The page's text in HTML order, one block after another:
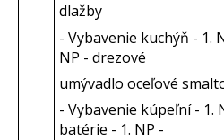
dlažby
- Vybavenie kuchýň - 1.
NP - drezové
umývadlo oceľové
- Vybavenie kúpeľní - 1.
batérie - 1. NP -